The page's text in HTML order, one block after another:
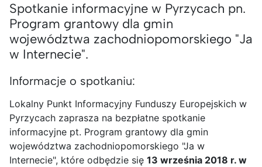
Spotkanie informacyjne w Pyrzycach pn.
Program grantowy dla gmin
województwa zachodniopomorskiego "Ja
w Internecie".
Informacje o spotkaniu:
Lokalny Punkt Informacyjny Funduszy Europejskich w
Pyrzycach zaprasza na bezpłatne spotkanie
informacyjne pt. Program grantowy dla gmin
województwa zachodniopomorskiego "Ja w
Internecie", które odbędzie się 13 września 2018 r. w